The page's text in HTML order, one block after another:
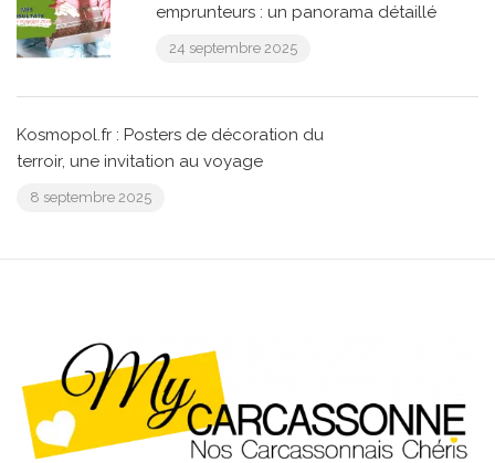
emprunteurs : un panorama détaillé
24 septembre 2025
Kosmopol.fr : Posters de décoration du
terroir, une invitation au voyage
8 septembre 2025